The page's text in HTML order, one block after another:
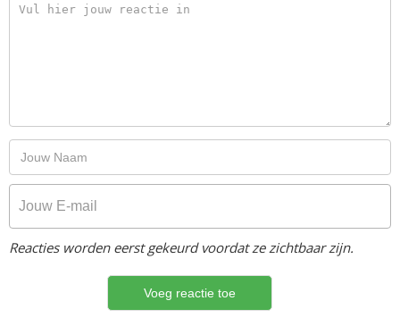
Reacties worden eerst gekeurd voordat ze zichtbaar zijn.